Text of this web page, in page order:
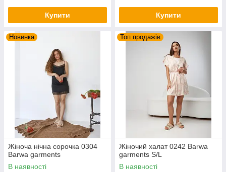
Купити Купити
Новинка
Жіноча нічна сорочка 0304
Barwa garments
В наявності
Топ продажів
Жіночий халат 0242 Barwa
garments S/L
В наявності